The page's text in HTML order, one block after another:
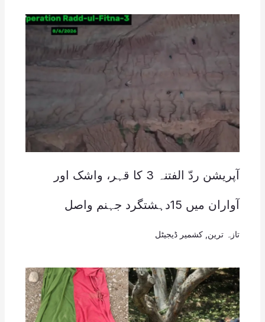
آپریشن ردّ الفتنہ 3 کا قہر، واشک اور
آواران میں 15دہشتگرد جہنم واصل
تازہ ترین کشمیر ڈیجیٹل